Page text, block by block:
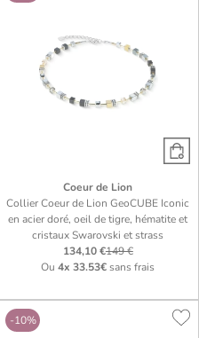
Coeur de Lion
Collier Coeur de Lion GeoCUBE Iconic
en acier doré, oeil de tigre, hématite et
cristaux Swarovski et strass
134,10 €149 €
Ou4x 33.53€sans frais
-10%